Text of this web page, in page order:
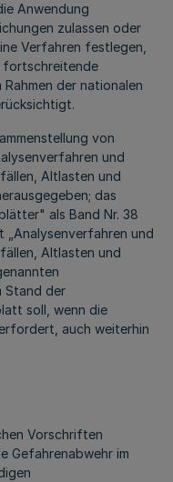
Anwendung
zulassen oder
Verfahren festlegen,
fortschreitende
der nationalen
von
und
Altlasten und
das
als Band Nr. 38
„Analysenverfahren und
Altlasten und
Stand der
soll, wenn die
auch weiterhin
Vorschriften
Gefahrenabwehr im